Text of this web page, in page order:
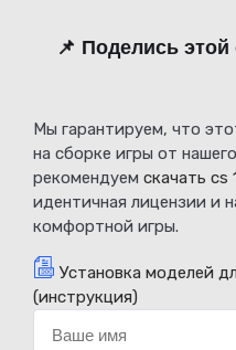
📌 Поделись
Мы гарантируем, что
на сборке игры от
рекомендуем скачать cs
идентичная лицензии и
комфортной игры.
Установка моделей
(инструкция)